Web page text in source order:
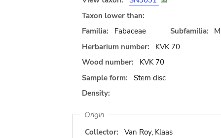
Taxon lower than:
Familia:
Fabaceae Subfamilia:
Herbarium number:
KVK 70
Wood number:
KVK 70
Sample form:
Stem disc
Density:
Origin
Collector:
Van Roy, Klaas